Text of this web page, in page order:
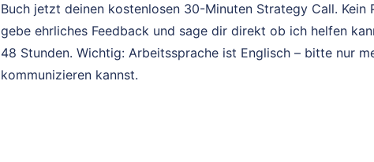
Buch jetzt deinen kostenlosen 30-Minuten Strategy Call. Kein
gebe ehrliches Feedback und sage dir direkt ob ich helfen
48 Stunden. Wichtig: Arbeitssprache ist Englisch – bitte nur
kommunizieren kannst.